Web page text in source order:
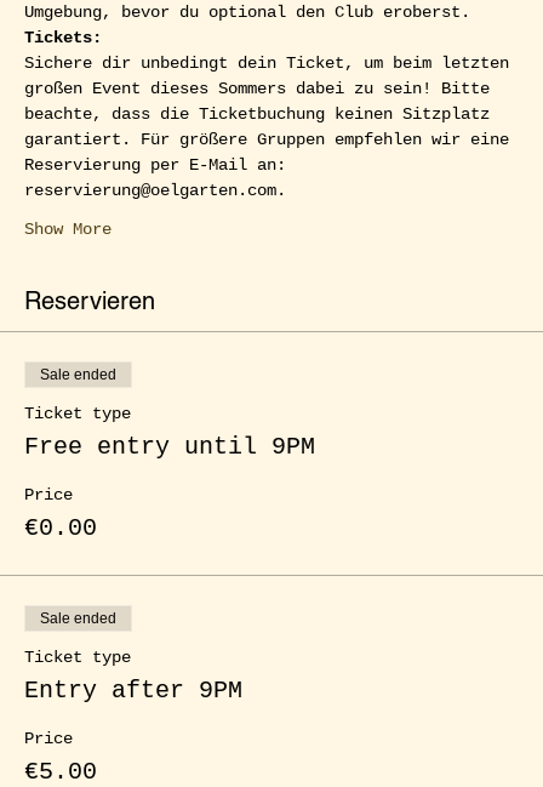
Umgebung, bevor du optional den Club eroberst.
Tickets:
Sichere dir unbedingt dein Ticket, um beim letzten
großen Event dieses Sommers dabei zu sein! Bitte
beachte, dass die Ticketbuchung keinen Sitzplatz
garantiert. Für größere Gruppen empfehlen wir eine
Reservierung per E-Mail an:
reservierung@oelgarten.com.
Show More
Reservieren
Sale ended
Ticket type
Free entry until 9PM
Price
€0.00
Sale ended
Ticket type
Entry after 9PM
Price
€5.00